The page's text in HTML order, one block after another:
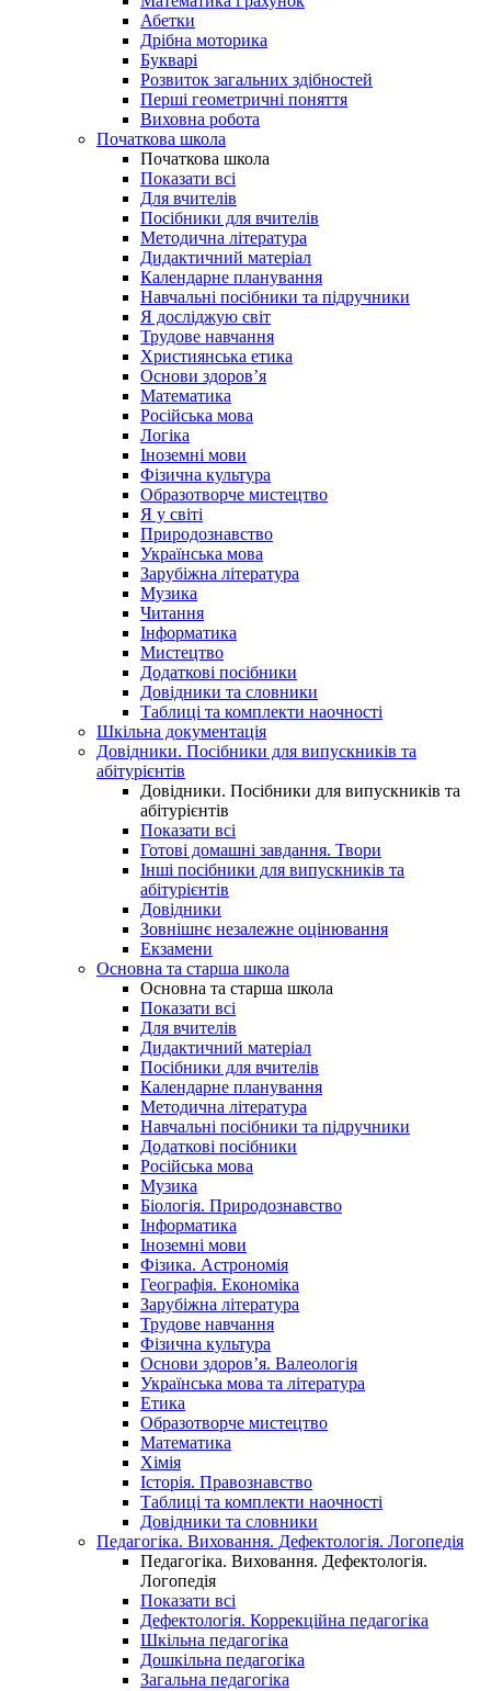
Абетки
Дрібна моторика
Букварі
Розвиток загальних здібностей
Перші геометричні поняття
Виховна робота
Початкова школа
Початкова школа
Показати всі
Для вчителів
Посібники для вчителів
Методична література
Дидактичний матеріал
Календарне планування
Навчальні посібники та підручники
Я досліджую світ
Трудове навчання
Християнська етика
Основи здоров’я
Математика
Російська мова
Логіка
Іноземні мови
Фізична культура
Образотворче мистецтво
Я у світі
Природознавство
Українська мова
Зарубіжна література
Музика
Читання
Інформатика
Мистецтво
Додаткові посібники
Довідники та словники
Таблиці та комплекти наочності
Шкільна документація
Довідники. Посібники для випускників та
абітурієнтів
Довідники. Посібники для випускників та
абітурієнтів
Показати всі
Готові домашні завдання. Твори
Інші посібники для випускників та
абітурієнтів
Довідники
Зовнішнє незалежне оцінювання
Екзамени
Основна та старша школа
Основна та старша школа
Показати всі
Для вчителів
Дидактичний матеріал
Посібники для вчителів
Календарне планування
Методична література
Навчальні посібники та підручники
Додаткові посібники
Російська мова
Музика
Біологія. Природознавство
Інформатика
Іноземні мови
Фізика. Астрономія
Географія. Економіка
Зарубіжна література
Трудове навчання
Фізична культура
Основи здоров’я. Валеологія
Українська мова та література
Етика
Образотворче мистецтво
Математика
Хімія
Історія. Правознавство
Таблиці та комплекти наочності
Довідники та словники
Педагогіка. Виховання. Дефектологія. Логопедія
Педагогіка. Виховання. Дефектологія.
Логопедія
Показати всі
Дефектологія. Коррекційна педагогіка
Шкільна педагогіка
Дошкільна педагогіка
Загальна педагогіка